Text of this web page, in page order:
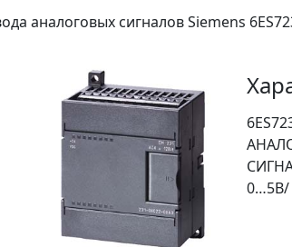
аналоговых сигналов Siemens
0…5В/